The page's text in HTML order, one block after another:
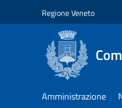
Regione Veneto
Amministrazione